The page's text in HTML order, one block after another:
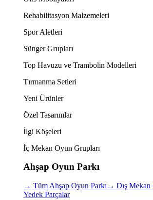
Rehabilitasyon Malzemeleri
Spor Aletleri
Sünger Grupları
Top Havuzu ve Trambolin Modelleri
Tırmanma Setleri
Yeni Ürünler
Özel Tasarımlar
İlgi Köşeleri
İç Mekan Oyun Grupları
Ahşap Oyun Parkı
→ Tüm Ahşap Oyun Parkı → Dış Mekan
Yedek Parçalar